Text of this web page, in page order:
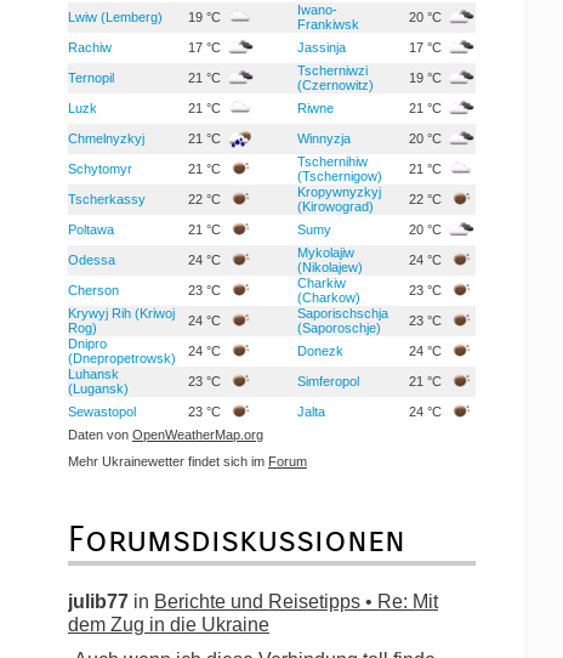
Lwiw (Lemberg) 19 °C
Iwano-
Frankiwsk
20 °C
Rachiw 17 °C Jassinja 17 °C
Ternopil 21 °C
Tscherniwzi
(Czernowitz)
19 °C
Luzk 21 °C Riwne 21 °C
Chmelnyzkyj 21 °C Winnyzja 20 °C
Schytomyr 21 °C
Tschernihiw
(Tschernigow)
21 °C
Tscherkassy 22 °C
Kropywnyzkyj
(Kirowograd)
22 °C
Poltawa 21 °C Sumy 20 °C
Odessa 24 °C
Mykolajiw
(Nikolajew)
24 °C
Cherson 23 °C
Charkiw
(Charkow)
23 °C
Krywyj Rih (Kriwoj
Rog)
24 °C
Saporischschja
(Saporoschje)
23 °C
Dnipro
(Dnepropetrowsk)
24 °C Donezk
24 °C
Luhansk
(Lugansk)
23 °C Simferopol 21 °C
Sewastopol 23 °C Jalta
24 °C
Daten von OpenWeatherMap.org
Mehr Ukrainewetter findet sich im Forum
Forumsdiskussionen
julib77 in Berichte und Reisetipps • Re: Mit
dem Zug in die Ukraine